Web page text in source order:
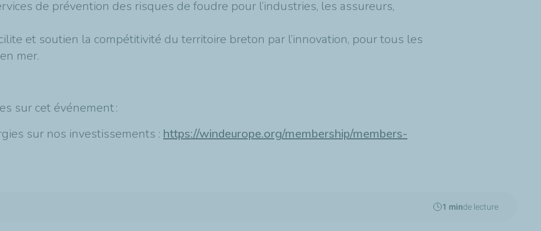
de prévention des risques de foudre pour l’industries, les assureurs,
et soutien la compétitivité du territoire breton par l’innovation, pour tous les
mer.
sur cet événement :
sur nos investissements : https://windeurope.org/membership/members-
1 minde lecture